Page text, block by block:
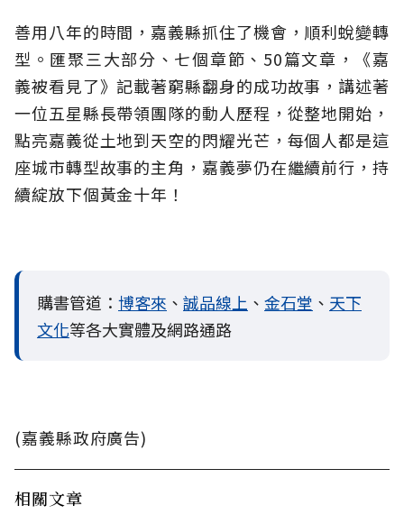
善用八年的時間，嘉義縣抓住了機會，順利蛻變轉
型。匯聚三大部分、七個章節、50篇文章，《嘉
義被看見了》記載著窮縣翻身的成功故事，講述著
一位五星縣長帶領團隊的動人歷程，從整地開始，
點亮嘉義從土地到天空的閃耀光芒，每個人都是這
座城市轉型故事的主角，嘉義夢仍在繼續前行，持
續綻放下個黃金十年！
購書管道： 博客來 、 誠品線上 、 金石堂 、 天下
文化等各大實體及網路通路
(嘉義縣政府廣告)
相關文章